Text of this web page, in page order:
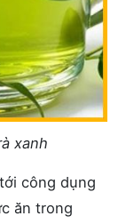
xanh
công dụng
ăn trong